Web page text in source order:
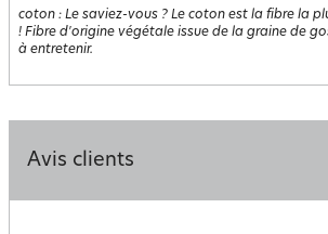
coton : Le saviez-vous ? Le coton est la fibre la
! Fibre d'origine végétale issue de la graine de
à entretenir.
Avis clients